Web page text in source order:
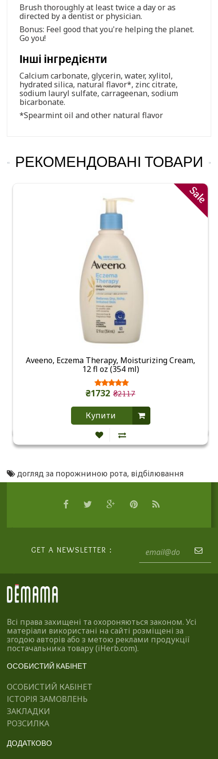
Brush thoroughly at least twice a day or as
directed by a dentist or physician.
Bonus: Feel good that you're helping the planet.
Go you!
Інші інгредієнти
Calcium carbonate, glycerin, water, xylitol,
hydrated silica, natural flavor*, zinc citrate,
sodium lauryl sulfate, carrageenan, sodium
bicarbonate.
*Spearmint oil and other natural flavor
РЕКОМЕНДОВАНІ ТОВАРИ
Sale
Aveeno, Eczema Therapy, Moisturizing Cream,
12 fl oz (354 ml)
₴1732 ₴2117
Купити
догляд за порожниною рота, відбілювання
GET A NEWSLETTER :
Всі права захищені та охороняються законом. Усі
матеріали використані на сайті розміщені за
згодою авторів або з метою реклами продукції
постачальника товару (iHerb.com).
ОСОБИСТИЙ КАБІНЕТ
ОСОБИСТИЙ КАБІНЕТ
ІСТОРІЯ ЗАМОВЛЕНЬ
ЗАКЛАДКИ
РОЗСИЛКА
ДОДАТКОВО